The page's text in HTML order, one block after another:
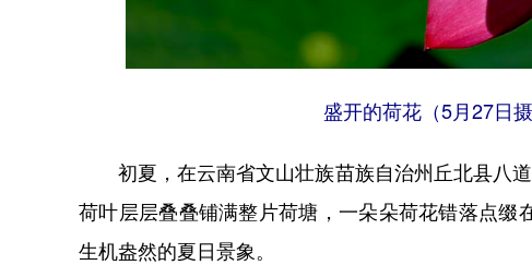
盛开的荷花（5月27日
初夏，在云南省文山壮族苗族自治州丘北县八
荷叶层层叠叠铺满整片荷塘，一朵朵荷花错落点
生机盎然的夏日景象。